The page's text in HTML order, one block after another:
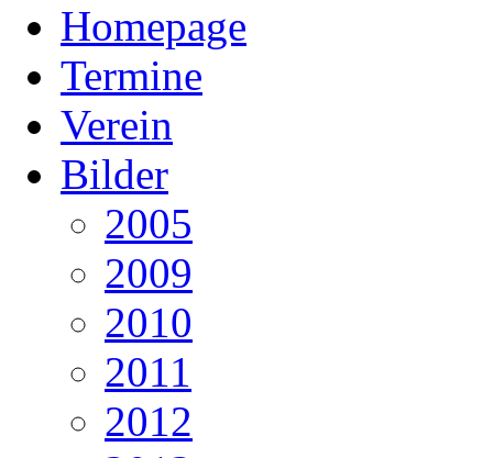
Homepage
Termine
Verein
Bilder
2005
2009
2010
2011
2012